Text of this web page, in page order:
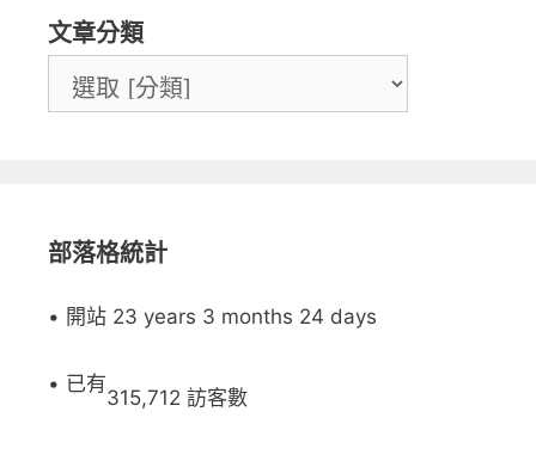
文章分類
部落格統計
• 開站 23 years 3 months 24 days
• 已有
315,712 訪客數